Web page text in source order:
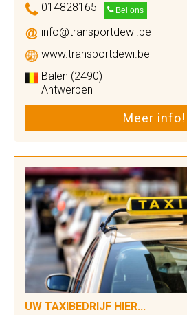
014828165
Bel ons
info@transportdewi.be
www.transportdewi.be
Balen (2490)
Antwerpen
Meer info!
UW TAXIBEDRIJF HIER...